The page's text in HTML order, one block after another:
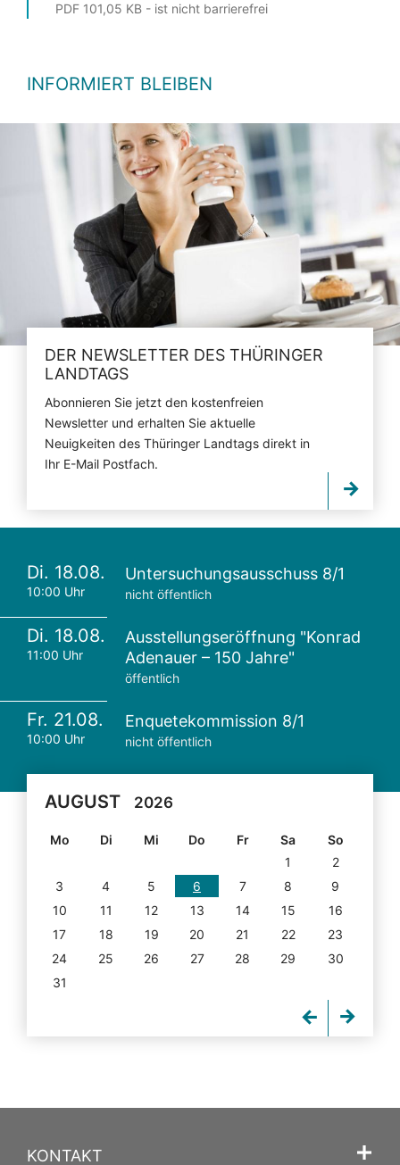
PDF 101,05 KB - ist nicht barrierefrei
INFORMIERT BLEIBEN
DER NEWSLETTER DES THÜRINGER
LANDTAGS
Abonnieren Sie jetzt den kostenfreien
Newsletter und erhalten Sie aktuelle
Neuigkeiten des Thüringer Landtags direkt in
Ihr E-Mail Postfach.
Di. 18.08.
10:00 Uhr
Untersuchungsausschuss 8/1
nicht öffentlich
Di. 18.08.
11:00 Uhr
Ausstellungseröffnung "Konrad
Adenauer – 150 Jahre"
öffentlich
Fr. 21.08.
10:00 Uhr
Enquetekommission 8/1
nicht öffentlich
AUGUST 2026
Mo Di Mi Do Fr Sa
So
1
2
3
4 5 6 7 8
9
10
11 12 13 14 15
16
17
18 19 20 21 22
23
24
25 26 27 28 29
30
31
KONTAKT